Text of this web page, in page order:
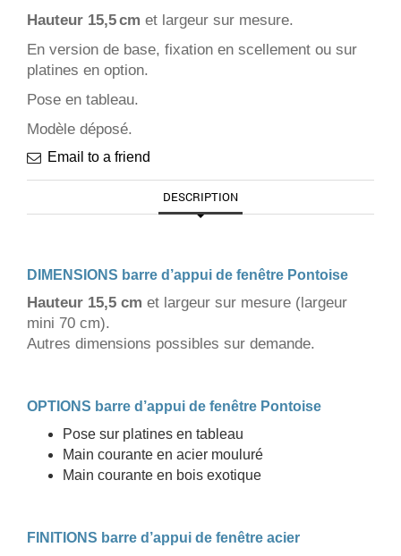
Hauteur 15,5 cm et largeur sur mesure.
En version de base, fixation en scellement ou sur
platines en option.
Pose en tableau.
Modèle déposé.
Email to a friend
DESCRIPTION
DIMENSIONS barre d’appui de fenêtre Pontoise
Hauteur 15,5 cm et largeur sur mesure (largeur
mini 70 cm).
Autres dimensions possibles sur demande.
OPTIONS barre d’appui de fenêtre Pontoise
Pose sur platines en tableau
Main courante en acier mouluré
Main courante en bois exotique
FINITIONS barre d’appui de fenêtre acier